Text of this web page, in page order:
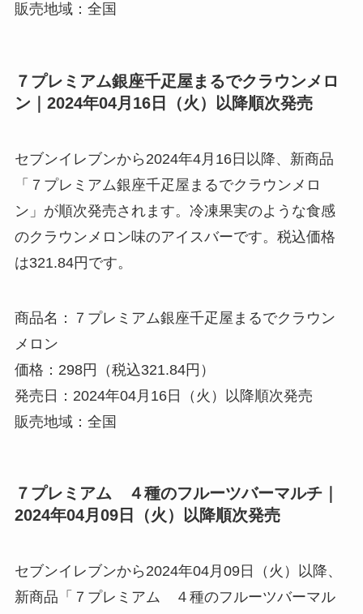
販売地域：全国
７プレミアム銀座千疋屋まるでクラウンメロ
ン｜2024年04月16日（火）以降順次発売
セブンイレブンから2024年4月16日以降、新商品
「７プレミアム銀座千疋屋まるでクラウンメロ
ン」が順次発売されます。冷凍果実のような食感
のクラウンメロン味のアイスバーです。税込価格
は321.84円です。
商品名：７プレミアム銀座千疋屋まるでクラウン
メロン
価格：298円（税込321.84円）
発売日：2024年04月16日（火）以降順次発売
販売地域：全国
７プレミアム ４種のフルーツバーマルチ｜
2024年04月09日（火）以降順次発売
セブンイレブンから2024年04月09日（火）以降、
新商品「７プレミアム ４種のフルーツバーマル